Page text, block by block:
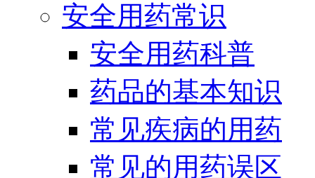
安全用药常识
安全用药科普
药品的基本知识
常见疾病的用药
常见的用药误区